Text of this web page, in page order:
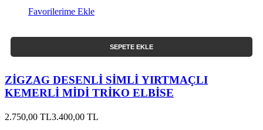
Favorilerime Ekle
SEPETE EKLE
ZİGZAG DESENLİ SİMLİ YIRTMAÇLI
KEMERLİ MİDİ TRİKO ELBİSE
2.750,00 TL3.400,00 TL